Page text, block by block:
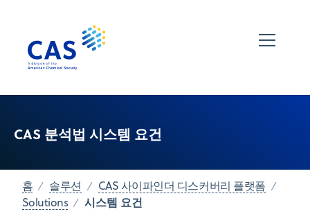
CAS 분석법 시스템 요건
홈 솔루션
CAS 사이파인더 디스커버리 플랫폼
Solutions
시스템 요건